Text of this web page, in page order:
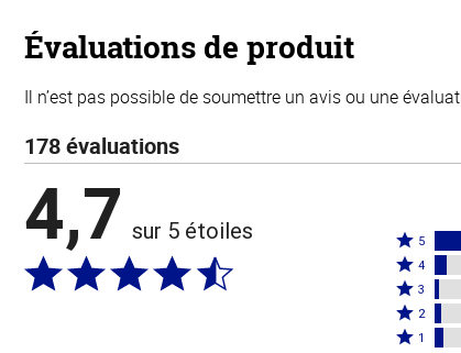
Évaluations de produit
Il n’est pas possible de soumettre un avis ou une
178 évaluations
4,7 sur 5 étoiles
Coté
5
étoiles
par
87 %
5
Coté
4
étoiles
par
4
Coté
3
étoiles
3
Coté
2
2
Coté1